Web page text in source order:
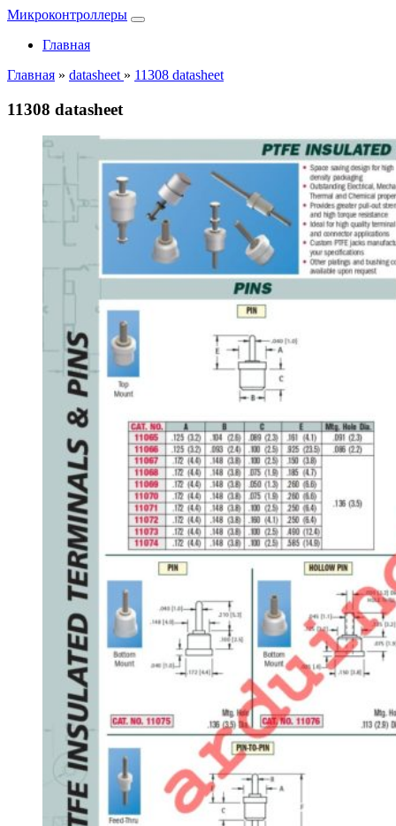
Микроконтроллеры
Главная
Главная » datasheet » 11308 datasheet
11308 datasheet